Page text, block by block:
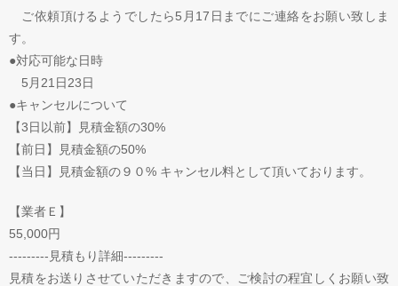
ご依頼頂けるようでしたら5月17日までにご連絡をお願い致しま
す。
●対応可能な日時
5月21日23日
●キャンセルについて
【3日以前】見積金額の30%
【前日】見積金額の50%
【当日】見積金額の９０% キャンセル料として頂いております。
【業者Ｅ】
55,000円
---------見積もり詳細---------
見積をお送りさせていただきますので、ご検討の程宜しくお願い致